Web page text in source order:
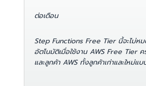
ต่อเดือน
Step Functions Free Tier นี้จะไม่ห
อัตโนมัติเมื่อใช้งาน AWS Free Tier ค
และลูกค้า AWS ทั้งลูกค้าเก่าและใหม่แ